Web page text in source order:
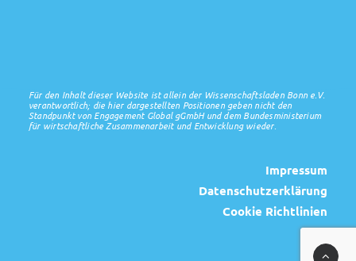
Für den Inhalt dieser Website ist allein der Wissenschaftsladen Bonn e.V.
verantwortlich; die hier dargestellten Positionen geben nicht den
Standpunkt von Engagement Global gGmbH und dem Bundesministerium
für wirtschaftliche Zusammenarbeit und Entwicklung wieder.
Impressum
Datenschutzerklärung
Cookie Richtlinien